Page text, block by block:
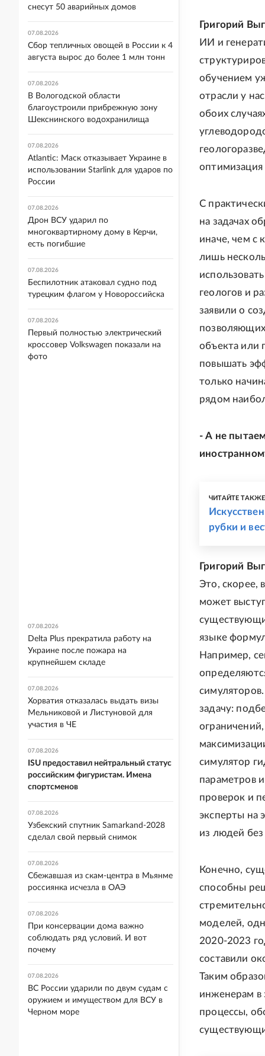
Григорий
ИИ и
обучением
отрасли у
обоих
оптимизация
С
на задачах
иначе, чем с
лишь
геологов и
заявили о
объекта или
повышать
только
рядом
- А не
ЧИТАЙТЕ ТАКЖЕ
рубки и
Григорий
Это, скорее,
может
языке
Например,
задачу:
симулятор
параметров
проверок и
эксперты на
из людей
Конечно,
способны
моделей,
2020-2023
составили
Таким
инженерам в
процессы,
снесут 50 аварийных домов
07.08.2026
Сбор тепличных овощей в России к 4
августа вырос до более 1 млн тонн
07.08.2026
В Вологодской области
благоустроили прибрежную зону
Шекснинского водохранилища
07.08.2026
Atlantic: Маск отказывает Украине в
использовании Starlink для ударов по
России
07.08.2026
Дрон ВСУ ударил по
многоквартирному дому в Керчи,
есть погибшие
07.08.2026
Беспилотник атаковал судно под
турецким флагом у Новороссийска
07.08.2026
Первый полностью электрический
кроссовер Volkswagen показали на
фото
07.08.2026
Delta Plus прекратила работу на
Украине после пожара на
крупнейшем складе
07.08.2026
Хорватия отказалась выдать визы
Мельниковой и Листуновой для
участия в ЧЕ
07.08.2026
ISU предоставил нейтральный статус
российским фигуристам. Имена
спортсменов
07.08.2026
Узбекский спутник Samarkand-2028
сделал свой первый снимок
07.08.2026
Сбежавшая из скам-центра в Мьянме
россиянка исчезла в ОАЭ
07.08.2026
При консервации дома важно
соблюдать ряд условий. И вот
почему
07.08.2026
ВС России ударили по двум судам с
оружием и имуществом для ВСУ в
Черном море